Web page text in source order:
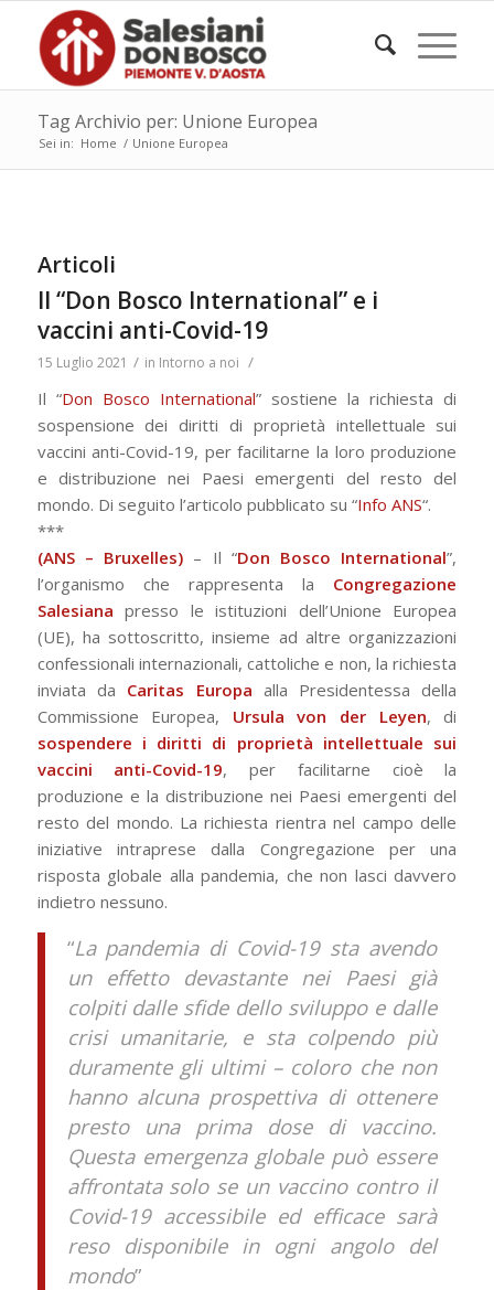
Tag Archivio per: Unione Europea
Sei in: Home / Unione Europea
Articoli
Il “Don Bosco International” e i
vaccini anti-Covid-19
15 Luglio 2021 / in Intorno a noi /
Il “Don Bosco International” sostiene la richiesta di
sospensione dei diritti di proprietà intellettuale sui
vaccini anti-Covid-19, per facilitarne la loro produzione
e distribuzione nei Paesi emergenti del resto del
mondo. Di seguito l’articolo pubblicato su “Info ANS“.
***
(ANS – Bruxelles) – Il “Don Bosco International”,
l’organismo che rappresenta la Congregazione
Salesiana presso le istituzioni dell’Unione Europea
(UE), ha sottoscritto, insieme ad altre organizzazioni
confessionali internazionali, cattoliche e non, la richiesta
inviata da Caritas Europa alla Presidentessa della
Commissione Europea, Ursula von der Leyen, di
sospendere i diritti di proprietà intellettuale sui
vaccini anti-Covid-19, per facilitarne cioè la
produzione e la distribuzione nei Paesi emergenti del
resto del mondo. La richiesta rientra nel campo delle
iniziative intraprese dalla Congregazione per una
risposta globale alla pandemia, che non lasci davvero
indietro nessuno.
“La pandemia di Covid-19 sta avendo
un effetto devastante nei Paesi già
colpiti dalle sfide dello sviluppo e dalle
crisi umanitarie, e sta colpendo più
duramente gli ultimi – coloro che non
hanno alcuna prospettiva di ottenere
presto una prima dose di vaccino.
Questa emergenza globale può essere
affrontata solo se un vaccino contro il
Covid-19 accessibile ed efficace sarà
reso disponibile in ogni angolo del
mondo”